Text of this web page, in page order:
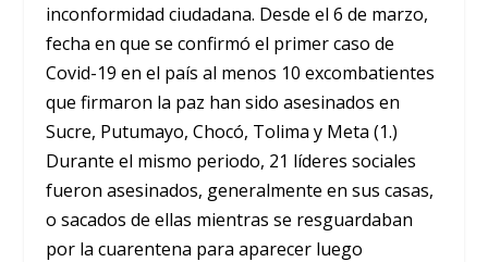
inconformidad ciudadana. Desde el 6 de marzo,
fecha en que se confirmó el primer caso de
Covid-19 en el país al menos 10 excombatientes
que firmaron la paz han sido asesinados en
Sucre, Putumayo, Chocó, Tolima y Meta (1.)
Durante el mismo periodo, 21 líderes sociales
fueron asesinados, generalmente en sus casas,
o sacados de ellas mientras se resguardaban
por la cuarentena para aparecer luego